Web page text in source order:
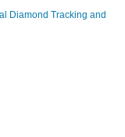
Diamond Tracking and